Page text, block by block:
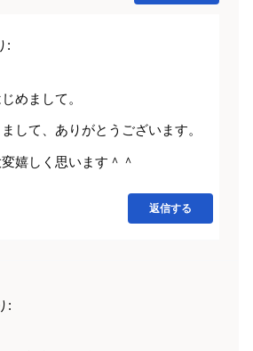
:
めまして。
して、ありがとうございます。
嬉しく思います＾＾
返信する
: